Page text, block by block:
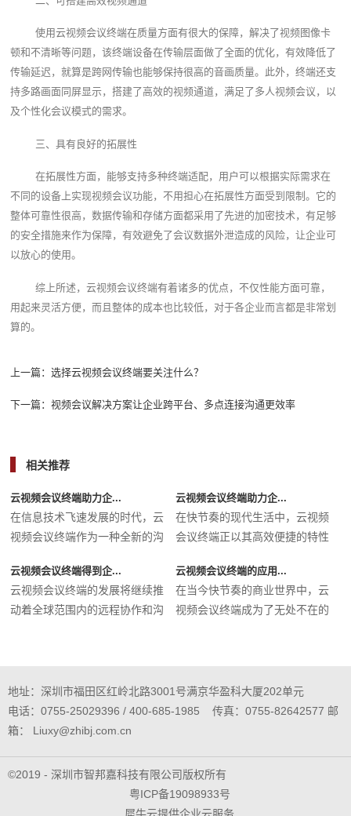
使用云视频会议终端在质量方面有很大的保障，解决了视频图像卡
顿和不清晰等问题，该终端设备在传输层面做了全面的优化，有效降低了
传输延迟，就算是跨网传输也能够保持很高的音画质量。此外，终端还支
持多路画面同屏显示，搭建了高效的视频通道，满足了多人视频会议，以
及个性化会议模式的需求。
三、具有良好的拓展性
在拓展性方面，能够支持多种终端适配，用户可以根据实际需求在
不同的设备上实现视频会议功能，不用担心在拓展性方面受到限制。它的
整体可靠性很高，数据传输和存储方面都采用了先进的加密技术，有足够
的安全措施来作为保障，有效避免了会议数据外泄造成的风险，让企业可
以放心的使用。
综上所述，云视频会议终端有着诸多的优点，不仅性能方面可靠，
用起来灵活方便，而且整体的成本也比较低，对于各企业而言都是非常划
算的。
上一篇：选择云视频会议终端要关注什么？
下一篇：视频会议解决方案让企业跨平台、多点连接沟通更效率
相关推荐
云视频会议终端助力企...
在信息技术飞速发展的时代，云
视频会议终端作为一种全新的沟
云视频会议终端助力企...
在快节奏的现代生活中，云视频
会议终端正以其高效便捷的特性
云视频会议终端得到企...
云视频会议终端的发展将继续推
动着全球范围内的远程协作和沟
云视频会议终端的应用...
在当今快节奏的商业世界中，云
视频会议终端成为了无处不在的
地址：深圳市福田区红岭北路3001号满京华盈科大厦202单元
电话：0755-25029396 / 400-685-1985 传真：0755-82642577 邮
箱： Liuxy@zhibj.com.cn
©2019 - 深圳市智邦嘉科技有限公司版权所有
粤ICP备19098933号